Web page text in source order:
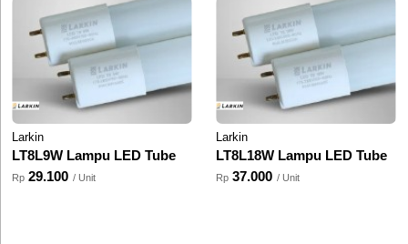
Larkin
LT8L9W Lampu LED Tube
Rp 29.100 / Unit
Larkin
LT8L18W Lampu LED Tube
Rp 37.000 / Unit